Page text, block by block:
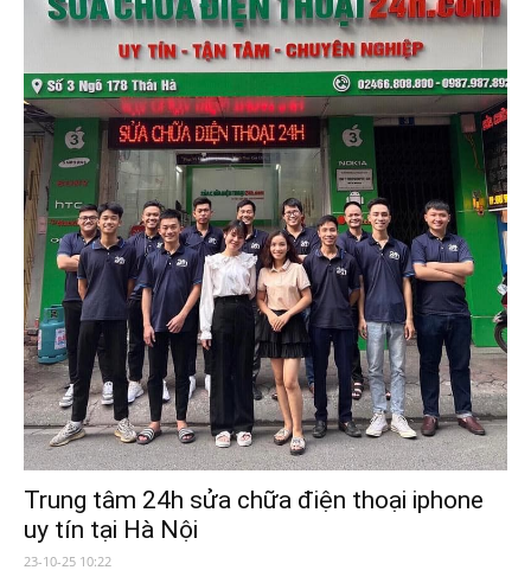
Trung tâm 24h sửa chữa điện thoại iphone
uy tín tại Hà Nội
23-10-25 10:22